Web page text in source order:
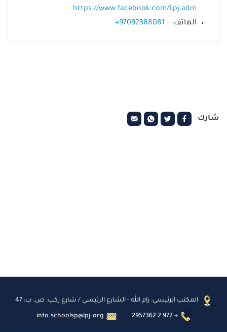
https://www.facebook.com/Lpj.adm
الهاتف:
+97092388081
شارك
المكتب الرئيسي: رام الله - الشارع الرئيسي / شارع ركب، ص. ب: 47
2957362 2 972 +
info.schoolsp@lpj.org